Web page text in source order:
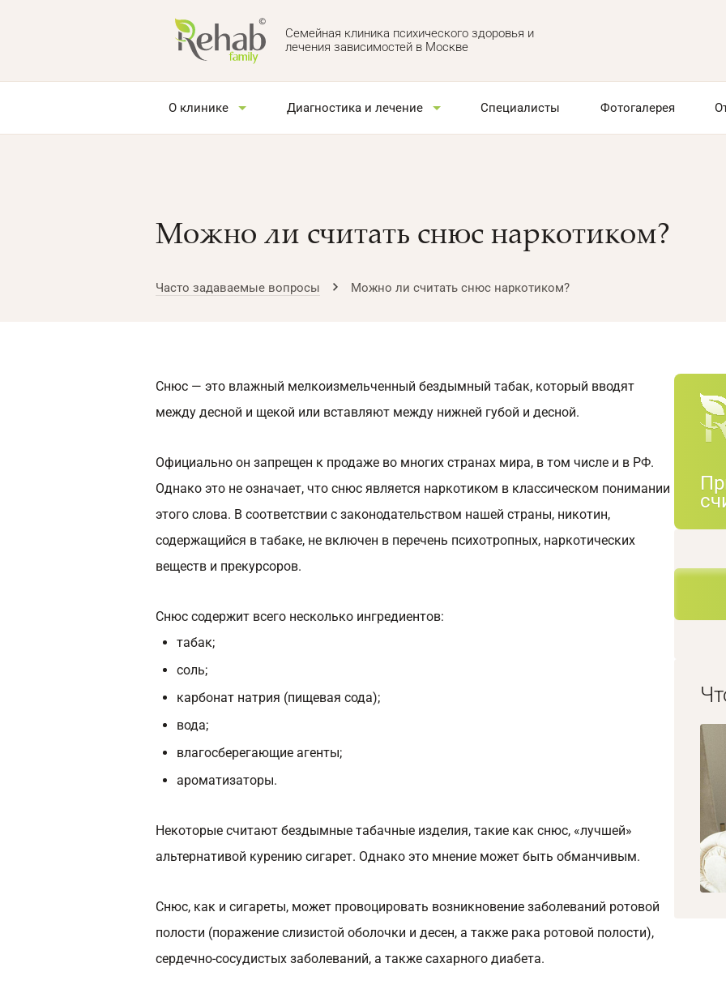
Семейная клиника психического здоровья и
лечения зависимостей в Москве
О клинике Диагностика и лечение Специалисты Фотогалерея
Можно ли считать снюс наркотиком?
Часто задаваемые вопросы Можно ли считать снюс наркотиком?
Снюс — это влажный мелкоизмельченный бездымный табак, который вводят
между десной и щекой или вставляют между нижней губой и десной.
Официально он запрещен к продаже во многих странах мира, в том числе и в РФ.
Однако это не означает, что снюс является наркотиком в классическом понимании
этого слова. В соответствии с законодательством нашей страны, никотин,
содержащийся в табаке, не включен в перечень психотропных, наркотических
веществ и прекурсоров.
Снюс содержит всего несколько ингредиентов:
табак;
соль;
карбонат натрия (пищевая сода);
вода;
влагосберегающие агенты;
ароматизаторы.
Некоторые считают бездымные табачные изделия, такие как снюс, «лучшей»
альтернативой курению сигарет. Однако это мнение может быть обманчивым.
Снюс, как и сигареты, может провоцировать возникновение заболеваний ротовой
полости (поражение слизистой оболочки и десен, а также рака ротовой полости),
сердечно-сосудистых заболеваний, а также сахарного диабета.